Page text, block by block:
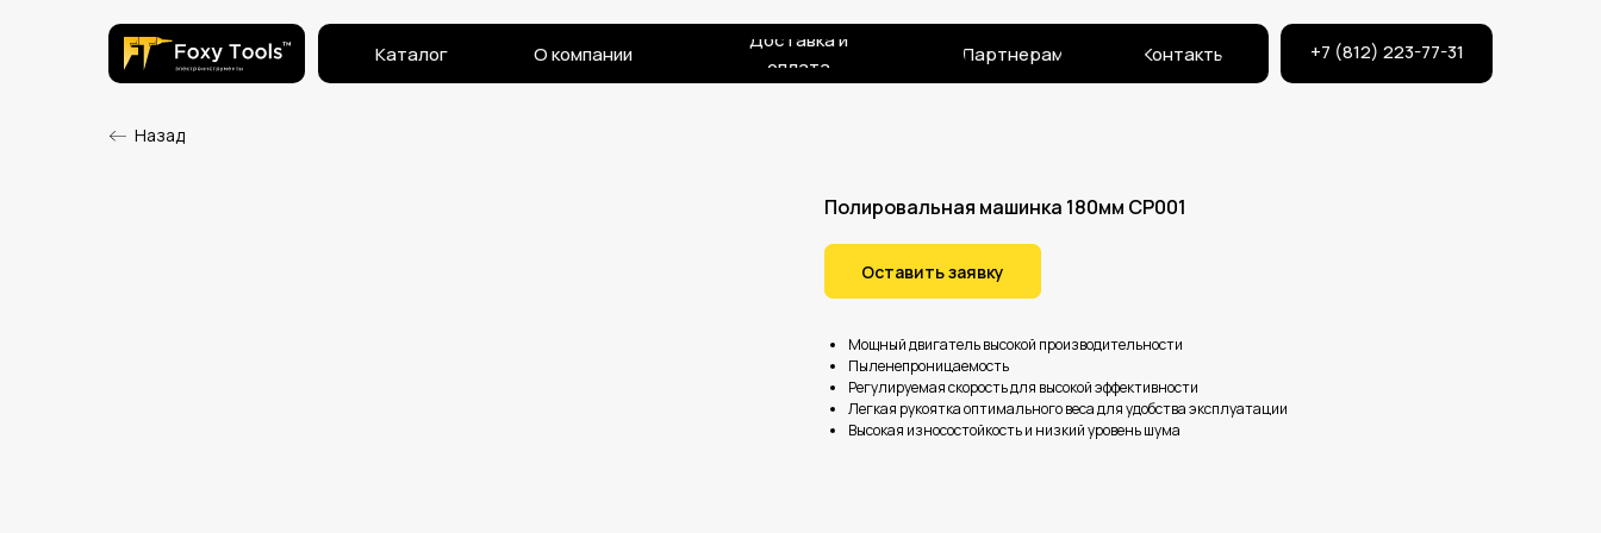
+7 (812) 223-77-31
Каталог О компании
Доставка и
оплата
Партнерам Контакты
Назад
Полировальная машинка 180мм CP001
Оставить заявку
Мощный двигатель высокой производительности
Пыленепроницаемость
Регулируемая скорость для высокой эффективности
Легкая рукоятка оптимального веса для удобства эксплуатации
Высокая износостойкость и низкий уровень шума